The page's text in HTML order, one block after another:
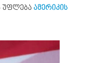
უფლება ამერიკის